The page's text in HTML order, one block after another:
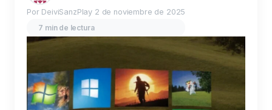
Por DeiviSanzPlay 2 de noviembre de 2025
7 min de lectura